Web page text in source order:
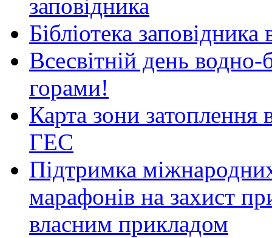
заповідника
Бібліотека
Всесвітній день
горами!
Карта зони затоплення
ГЕС
Підтримка
марафонів на захист
власним прикладом